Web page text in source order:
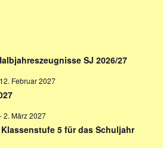
SJ 2026/27
12. Februar 2027
2. März 2027
5 für das Schuljahr